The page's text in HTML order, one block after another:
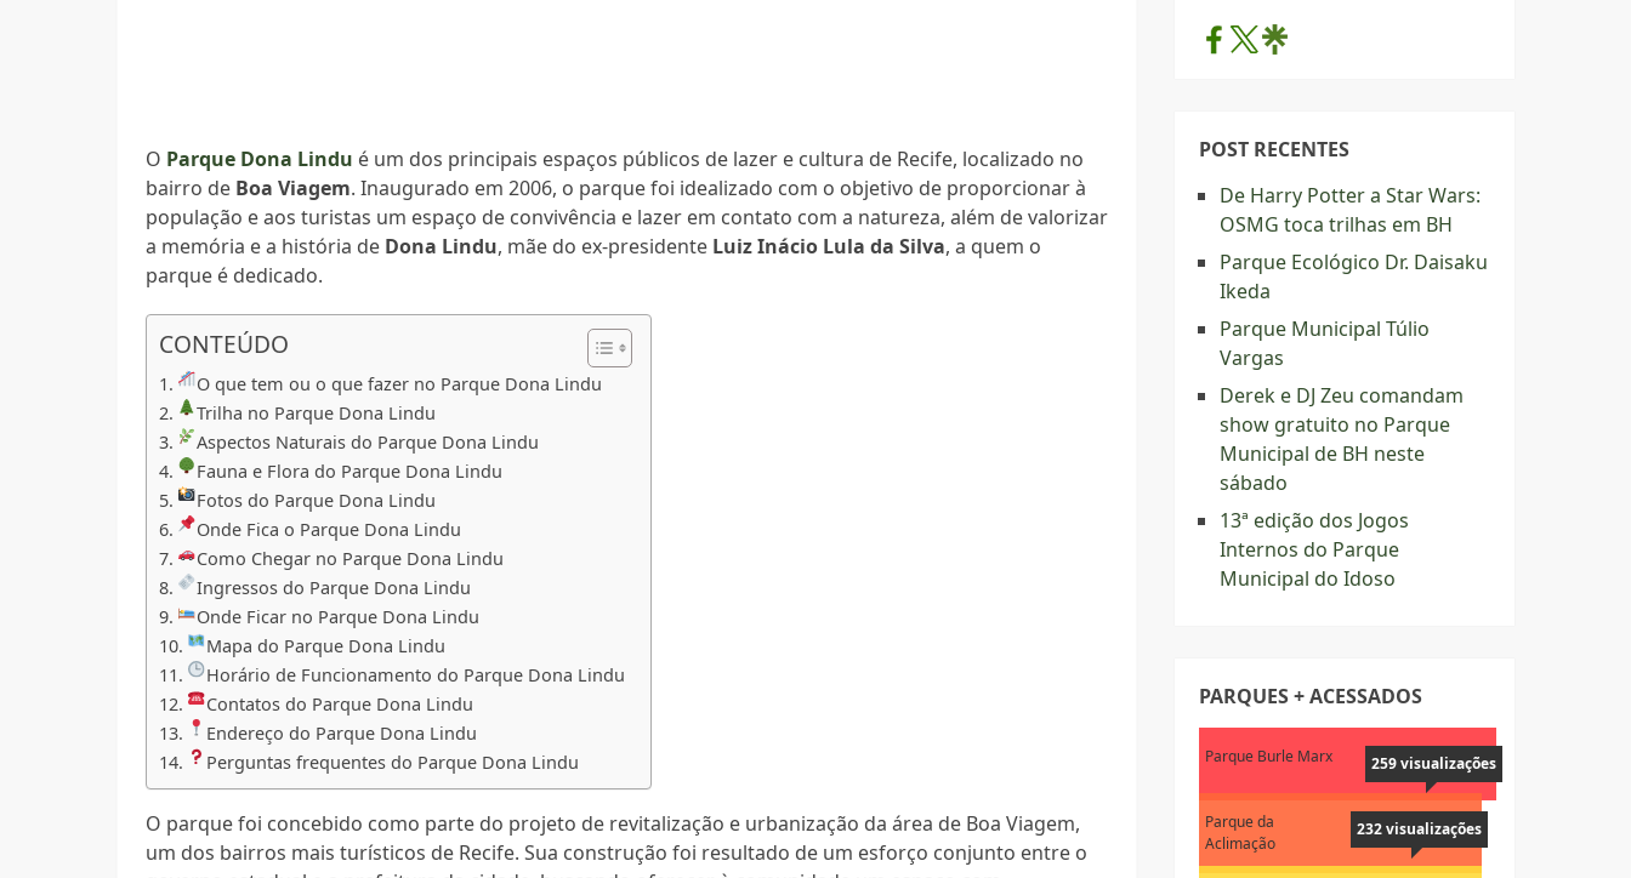
O Parque Dona Lindu é um dos principais espaços públicos de lazer e cultura de Recife, localizado no
bairro de Boa Viagem. Inaugurado em 2006, o parque foi idealizado com o objetivo de proporcionar à
população e aos turistas um espaço de convivência e lazer em contato com a natureza, além de valorizar
a memória e a história de Dona Lindu, mãe do ex-presidente Luiz Inácio Lula da Silva, a quem o
parque é dedicado.
CONTEÚDO
O que tem ou o que fazer no Parque Dona Lindu
Trilha no Parque Dona Lindu
Aspectos Naturais do Parque Dona Lindu
Fauna e Flora do Parque Dona Lindu
Fotos do Parque Dona Lindu
Onde Fica o Parque Dona Lindu
Como Chegar no Parque Dona Lindu
Ingressos do Parque Dona Lindu
Onde Ficar no Parque Dona Lindu
Mapa do Parque Dona Lindu
Horário de Funcionamento do Parque Dona Lindu
Contatos do Parque Dona Lindu
Endereço do Parque Dona Lindu
Perguntas frequentes do Parque Dona Lindu
O parque foi concebido como parte do projeto de revitalização e urbanização da área de Boa Viagem,
um dos bairros mais turísticos de Recife. Sua construção foi resultado de um esforço conjunto entre o
POST RECENTES
De Harry Potter a Star Wars:
OSMG toca trilhas em BH
Parque Ecológico Dr. Daisaku
Ikeda
Parque Municipal Túlio
Vargas
Derek e DJ Zeu comandam
show gratuito no Parque
Municipal de BH neste
sábado
13ª edição dos Jogos
Internos do Parque
Municipal do Idoso
PARQUES + ACESSADOS
259 visualizações
Parque Burle Marx
232 visualizações
Parque da
Aclimação